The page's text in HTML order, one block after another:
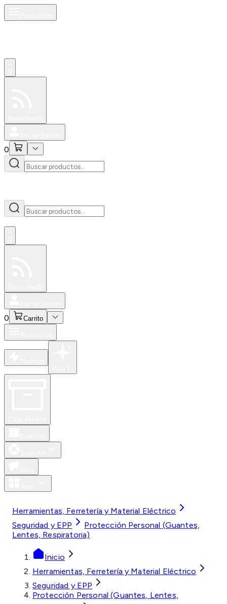
0
0 Carrito
Herramientas, Ferretería y Material Eléctrico
Seguridad y EPP
Protección Personal (Guantes,
Lentes, Respiratoria)
Inicio
Herramientas, Ferretería y Material Eléctrico
Seguridad y EPP
Protección Personal (Guantes, Lentes,